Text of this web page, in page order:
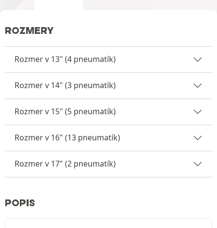
ROZMERY
Rozmer v 13" (4 pneumatík)
Rozmer v 14" (3 pneumatík)
Rozmer v 15" (5 pneumatík)
Rozmer v 16" (13 pneumatík)
Rozmer v 17" (2 pneumatík)
POPIS